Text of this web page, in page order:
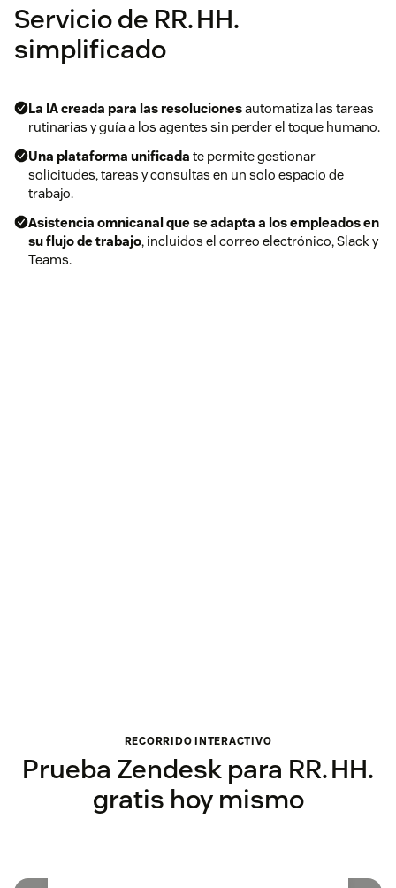
Servicio de RR. HH.
simplificado
La IA creada para las resolucionesautomatiza las tareas
rutinarias y guía a los agentes sin perder el toque humano.
Una plataforma unificada te permite gestionar
solicitudes, tareas y consultas en un solo espacio de
trabajo.
Asistencia omnicanal que se adapta a los empleados en
su flujo de trabajo, incluidos el correo electrónico, Slack y
Teams.
RECORRIDO INTERACTIVO
Prueba Zendesk para RR. HH.
gratis hoy mismo